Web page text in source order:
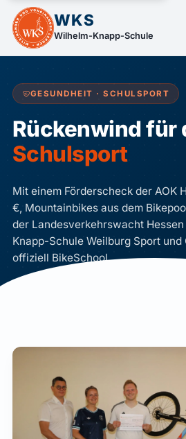
WKS
Wilhelm-Knapp-Schule
GESUNDHEIT · SCHULSPORT
Rückenwind für
Schulsport
Mit einem Förderscheck der AOK
€, Mountainbikes aus dem
der Landesverkehrswacht
Knapp-Schule Weilburg Sport
offiziell BikeSchool.